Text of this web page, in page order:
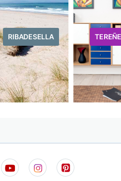
RIBADESELLA